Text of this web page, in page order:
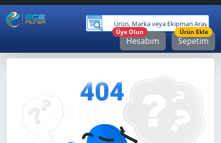
Hesabım
Üye Olun
Sepetim
Ürün Ekle